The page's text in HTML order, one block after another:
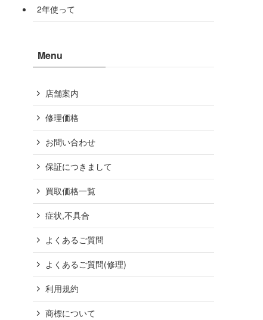
2年使って
Menu
店舗案内
修理価格
お問い合わせ
保証につきまして
買取価格一覧
症状,不具合
よくあるご質問
よくあるご質問(修理)
利用規約
商標について